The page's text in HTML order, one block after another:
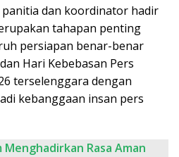
panitia dan koordinator hadir
tahapan penting
persiapan benar-benar
Hari Kebebasan Pers
terselenggara dengan
kebanggaan insan pers
Menghadirkan Rasa Aman